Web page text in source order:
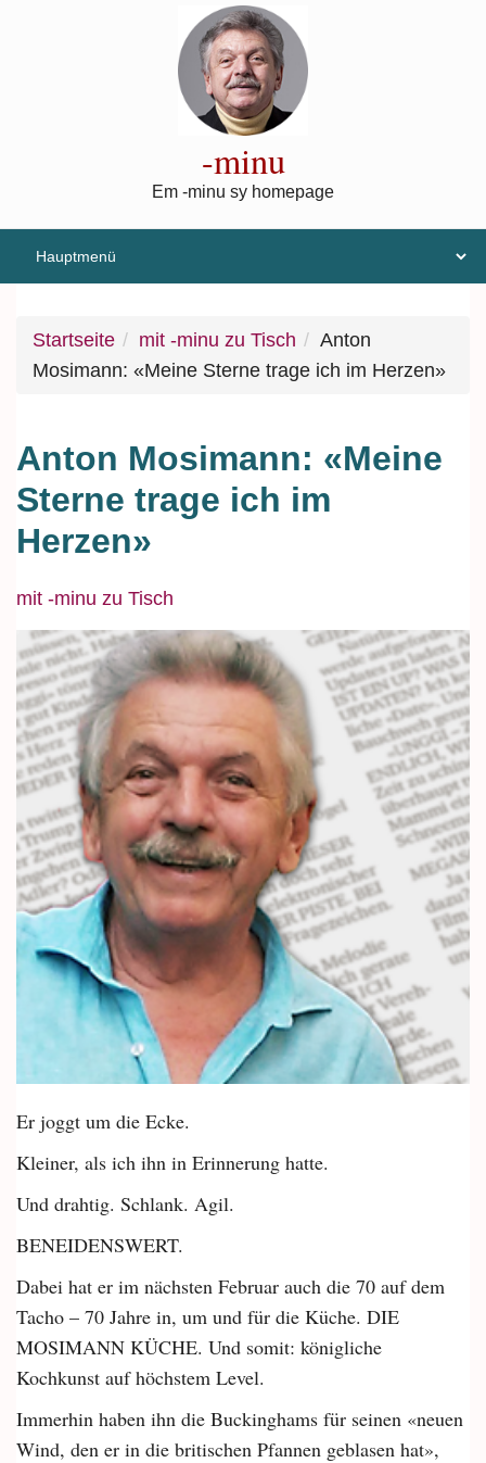
-minu
Em -minu sy homepage
Startseite mit -minu zu Tisch
Anton
Mosimann: «Meine Sterne trage ich im Herzen»
Anton Mosimann: «Meine
Sterne trage ich im
Herzen»
mit -minu zu Tisch
Er joggt um die Ecke.
Kleiner, als ich ihn in Erinnerung hatte.
Und drahtig. Schlank. Agil.
BENEIDENSWERT.
Dabei hat er im nächsten Februar auch die 70 auf dem
Tacho – 70 Jahre in, um und für die Küche. DIE
MOSIMANN KÜCHE. Und somit: königliche
Kochkunst auf höchstem Level.
Immerhin haben ihn die Buckinghams für seinen «neuen
Wind, den er in die britischen Pfannen geblasen hat»,